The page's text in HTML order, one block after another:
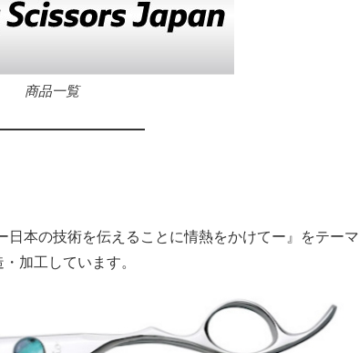
商品一覧
ー日本の技術を伝えることに情熱をかけてー』をテーマ
加工しています。